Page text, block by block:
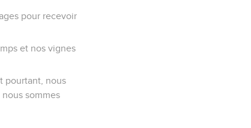
pour recevoir
et nos vignes
pourtant, nous
sommes